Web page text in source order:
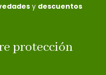
y descuentos
protección